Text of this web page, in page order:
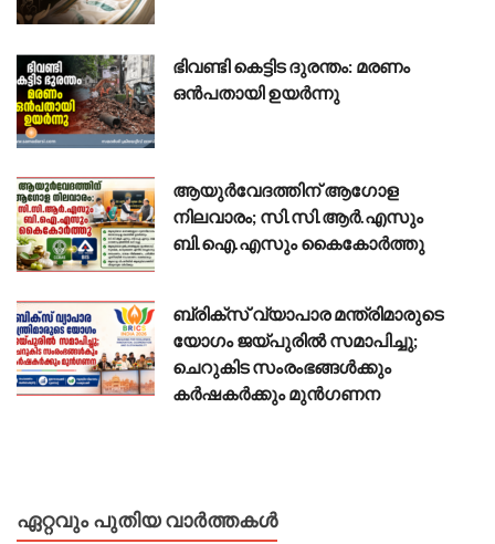
ഭിവണ്ടി കെട്ടിട ദുരന്തം: മരണം
ഒൻപതായി ഉയർന്നു
ആയുർവേദത്തിന് ആഗോള
നിലവാരം; സി.സി.ആർ.എസും
ബി.ഐ.എസും കൈകോർത്തു
ബ്രിക്സ് വ്യാപാര മന്ത്രിമാരുടെ
യോഗം ജയ്പുരിൽ സമാപിച്ചു;
ചെറുകിട സംരംഭങ്ങൾക്കും
കർഷകർക്കും മുൻഗണന
ഏറ്റവും പുതിയ വാർത്തകൾ